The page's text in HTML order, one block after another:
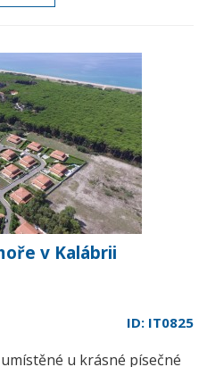
v Kalábrii
ID: IT0825
u krásné písečné